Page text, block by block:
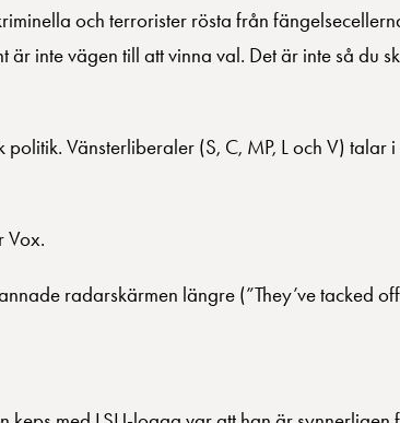
och terrorister rösta från
inte vägen till att vinna val. Det är inte så du
Vänsterliberaler (S, C, MP, L och V) talar
Vox.
radarskärmen längre (”They’ve tacked